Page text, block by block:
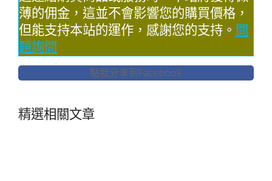
薄的佣金，這並不會影響您的購買價格，
但能支持本站的運作，感謝您的支持。 問
題詢問
點我分享到Facebook
精選相關文章